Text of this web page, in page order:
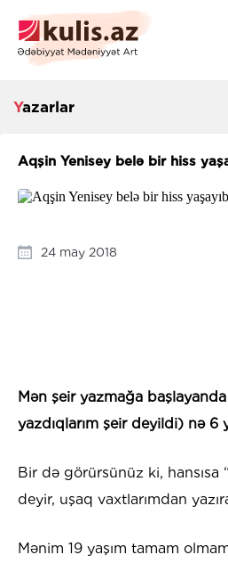
Yazarlar
Aqşin Yenisey belə bir hiss
24 may 2018
Mən şeir yazmağa
yazdıqlarım şeir deyildi) nə 6
Bir də görürsünüz ki, hansısa
deyir, uşaq vaxtlarımdan
Mənim 19 yaşım tamam